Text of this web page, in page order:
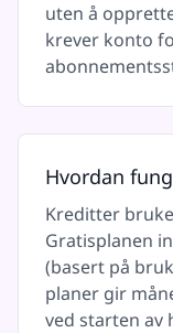
uten å
krever konto
Hvordan
Kreditter
Gratisplanen
(basert på
planer gir
ved starten av